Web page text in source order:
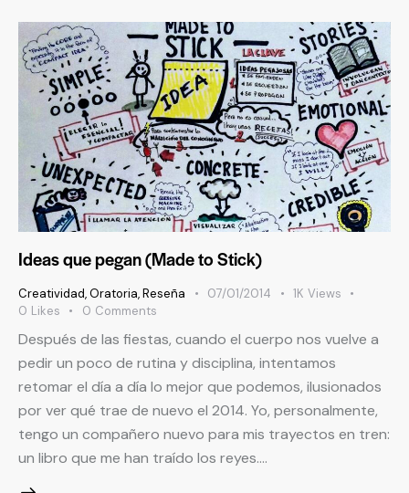
Ideas que pegan (Made to Stick)
Creatividad,Oratoria,Reseña 07/01/2014 1K Views
0 Likes 0 Comments
Después de las fiestas, cuando el cuerpo nos vuelve a
pedir un poco de rutina y disciplina, intentamos
retomar el día a día lo mejor que podemos, ilusionados
por ver qué trae de nuevo el 2014. Yo, personalmente,
tengo un compañero nuevo para mis trayectos en tren:
un libro que me han traído los reyes.…